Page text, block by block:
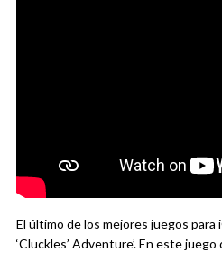
El último de los mejores juegos para
‘Cluckles’ Adventure’. En este